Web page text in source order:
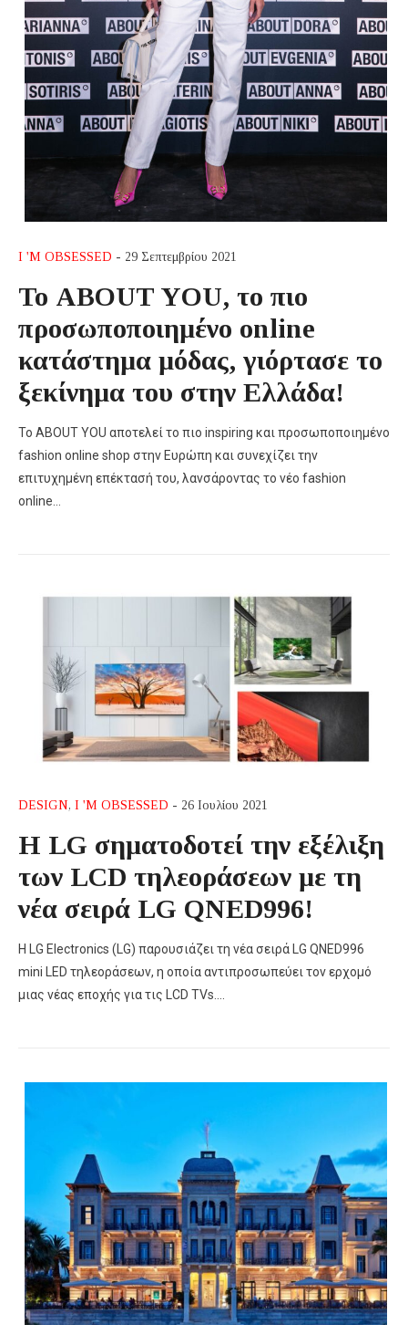
I 'M OBSESSED - 29 Σεπτεμβρίου 2021
Το ABOUT YOU, το πιο
προσωποποιημένο online
κατάστημα μόδας, γιόρτασε το
ξεκίνημα του στην Ελλάδα!
Το ABOUT YOU αποτελεί το πιο inspiring και προσωποποιημένο
fashion online shop στην Ευρώπη και συνεχίζει την
επιτυχημένη επέκτασή του, λανσάροντας το νέο fashion
online…
DESIGN, I 'M OBSESSED - 26 Ιουλίου 2021
H LG σηματοδοτεί την εξέλιξη
των LCD τηλεοράσεων με τη
νέα σειρά LG QNED996!
Η LG Electronics (LG) παρουσιάζει τη νέα σειρά LG QNED996
mini LED τηλεοράσεων, η οποία αντιπροσωπεύει τον ερχομό
μιας νέας εποχής για τις LCD TVs….